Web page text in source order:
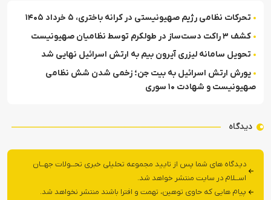
تحرکات نظامی رژیم صهیونیستی در کرانه باختری، ۵ خرداد ۱۴۰۵
کشف ۳ راکت دست‌ساز در طولکرم توسط نظامیان صهیونیست
تحویل سامانه لیزری آیرون بیم به ارتش اسرائیل نهایی شد
یورش ارتش اسرائیل به بیت جن؛ زخمی شدن شش نظامی
صهیونیست و شهادت ۱۰ سوری
دیدگاه
دیدگاه های شما پس از تایید مجموعه تحلیلی خبری تحــولات جهــان
اســلام در سایت منتشر خواهد شد.
پیام هایی که حاوی توهین، تهمت و افترا باشند منتشر نخواهد شد.